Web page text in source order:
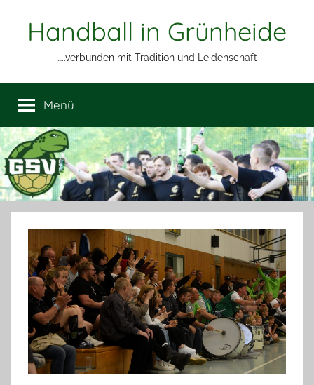
Handball in Grünheide
…..verbunden mit Tradition und Leidenschaft
Menü